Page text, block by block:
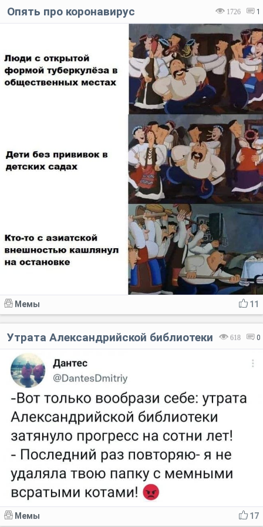
1726 1
Опять про коронавирус
11
Мемы
618 0
Утрата Александрийской библиотеки
17
Мемы